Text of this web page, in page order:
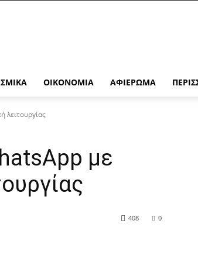
ΟΙΚΟΝΟΜΊΑ ΑΦΙΈΡΩΜΑ
λειτουργίας
με
0
408